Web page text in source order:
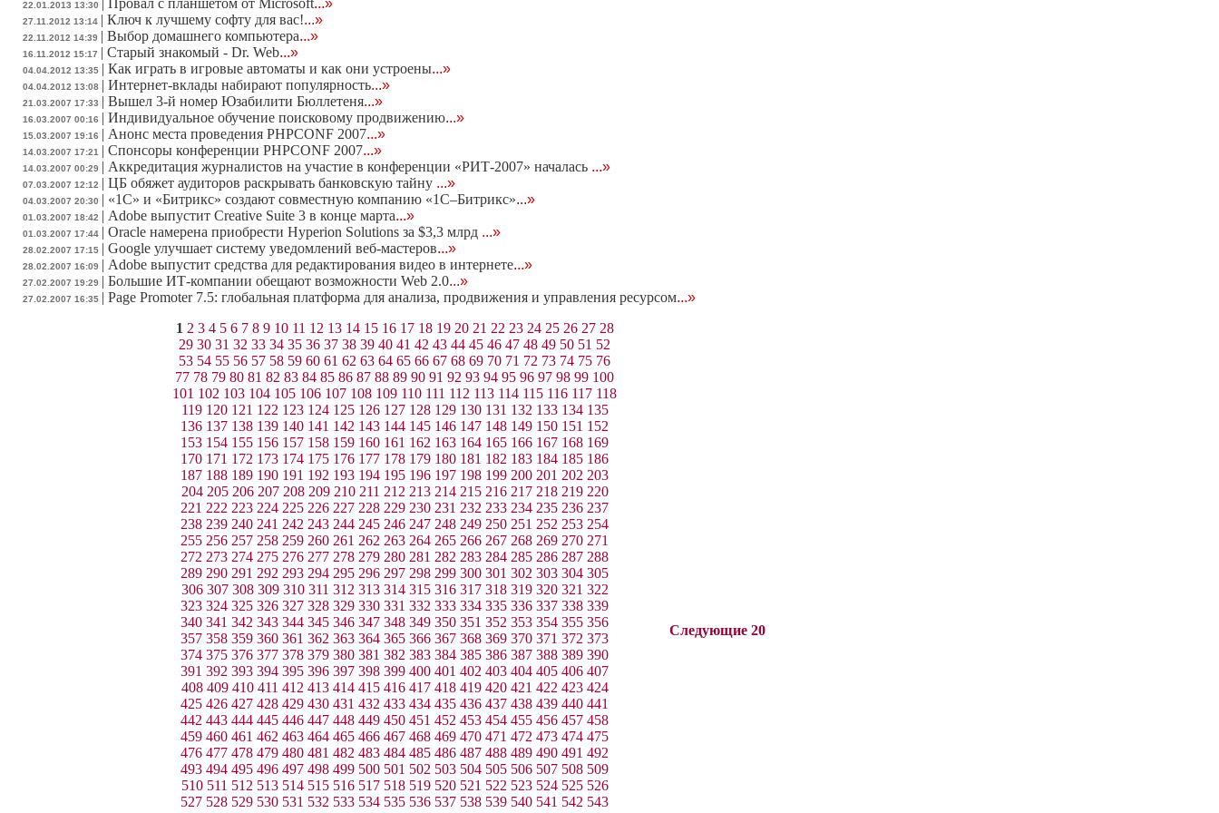
22.01.2013 13:30 | Провал с планшетом от Microsoft...»
27.11.2012 13:14 | Ключ к лучшему софту для вас!...»
22.11.2012 14:39 | Выбор домашнего компьютера...»
16.11.2012 15:17 | Старый знакомый - Dr. Web...»
04.04.2012 13:35 | Как играть в игровые автоматы и как они устроены...»
04.04.2012 13:08 | Интернет-вклады набирают популярность...»
21.03.2007 17:33 | Вышел 3-й номер Юзабилити Бюллетеня...»
16.03.2007 00:16 | Индивидуальное обучение поисковому продвижению...»
15.03.2007 19:16 | Анонс места проведения PHPCONF 2007...»
14.03.2007 17:21 | Спонсоры конференции PHPCONF 2007...»
14.03.2007 00:29 | Аккредитация журналистов на участие в конференции «РИТ-2007» началась ...»
07.03.2007 12:12 | ЦБ обяжет аудиторов раскрывать банковскую тайну ...»
04.03.2007 20:30 | «1С» и «Битрикс» создают совместную компанию «1С–Битрикс»...»
01.03.2007 18:42 | Adobe выпустит Creative Suite 3 в конце марта...»
01.03.2007 17:44 | Oracle намерена приобрести Hyperion Solutions за $3,3 млрд ...»
28.02.2007 17:15 | Google улучшает систему уведомлений веб-мастеров...»
28.02.2007 16:09 | Adobe выпустит средства для редактирования видео в интернете...»
27.02.2007 19:29 | Большие ИТ-компании обещают возможности Web 2.0...»
27.02.2007 16:35 | Page Promoter 7.5: глобальная платформа для анализа, продвижения и управления ресурсом...»
1 2 3 4 5 6 7 8 9 10 11 12 13 14 15 16 17 18 19 20 21 22 23 24 25 26 27 28
29 30 31 32 33 34 35 36 37 38 39 40 41 42 43 44 45 46 47 48 49 50 51 52
53 54 55 56 57 58 59 60 61 62 63 64 65 66 67 68 69 70 71 72 73 74 75 76
77 78 79 80 81 82 83 84 85 86 87 88 89 90 91 92 93 94 95 96 97 98 99 100
101 102 103 104 105 106 107 108 109 110 111 112 113 114 115 116 117 118
119 120 121 122 123 124 125 126 127 128 129 130 131 132 133 134 135
136 137 138 139 140 141 142 143 144 145 146 147 148 149 150 151 152
153 154 155 156 157 158 159 160 161 162 163 164 165 166 167 168 169
170 171 172 173 174 175 176 177 178 179 180 181 182 183 184 185 186
187 188 189 190 191 192 193 194 195 196 197 198 199 200 201 202 203
204 205 206 207 208 209 210 211 212 213 214 215 216 217 218 219 220
221 222 223 224 225 226 227 228 229 230 231 232 233 234 235 236 237
238 239 240 241 242 243 244 245 246 247 248 249 250 251 252 253 254
255 256 257 258 259 260 261 262 263 264 265 266 267 268 269 270 271
272 273 274 275 276 277 278 279 280 281 282 283 284 285 286 287 288
289 290 291 292 293 294 295 296 297 298 299 300 301 302 303 304 305
306 307 308 309 310 311 312 313 314 315 316 317 318 319 320 321 322
323 324 325 326 327 328 329 330 331 332 333 334 335 336 337 338 339
340 341 342 343 344 345 346 347 348 349 350 351 352 353 354 355 356
357 358 359 360 361 362 363 364 365 366 367 368 369 370 371 372 373
374 375 376 377 378 379 380 381 382 383 384 385 386 387 388 389 390
391 392 393 394 395 396 397 398 399 400 401 402 403 404 405 406 407
408 409 410 411 412 413 414 415 416 417 418 419 420 421 422 423 424
425 426 427 428 429 430 431 432 433 434 435 436 437 438 439 440 441
442 443 444 445 446 447 448 449 450 451 452 453 454 455 456 457 458
459 460 461 462 463 464 465 466 467 468 469 470 471 472 473 474 475
476 477 478 479 480 481 482 483 484 485 486 487 488 489 490 491 492
493 494 495 496 497 498 499 500 501 502 503 504 505 506 507 508 509
510 511 512 513 514 515 516 517 518 519 520 521 522 523 524 525 526
527 528 529 530 531 532 533 534 535 536 537 538 539 540 541 542 543
Следующие 20